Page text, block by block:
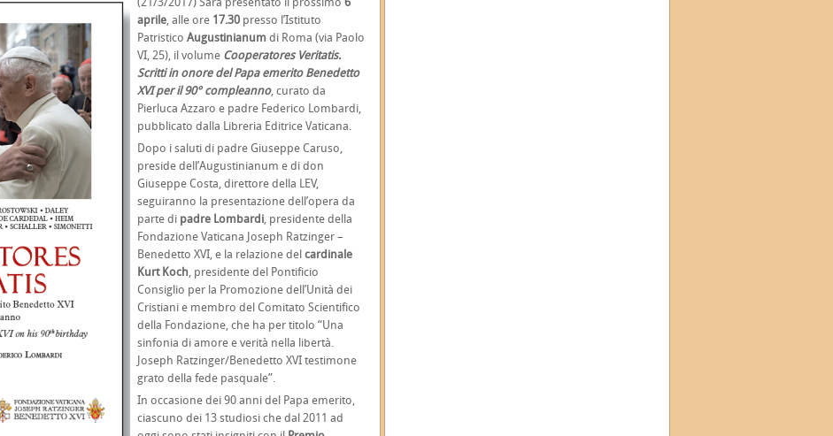
aprile , alle ore 17.30 presso l’Istituto
Patristico Augustinianum di Roma (via Paolo
VI, 25), il volume Cooperatores Veritatis.
Scritti in onore del Papa emerito Benedetto
XVI per il 90° compleanno, curato da
Pierluca Azzaro e padre Federico Lombardi,
pubblicato dalla Libreria Editrice Vaticana.
Dopo i saluti di padre Giuseppe Caruso,
preside dell’Augustinianum e di don
Giuseppe Costa, direttore della LEV,
seguiranno la presentazione dell’opera da
parte di padre Lombardi , presidente della
Fondazione Vaticana Joseph Ratzinger –
Benedetto XVI, e la relazione del cardinale
Kurt Koch , presidente del Pontificio
Consiglio per la Promozione dell’Unità dei
Cristiani e membro del Comitato Scientifico
della Fondazione, che ha per titolo “Una
sinfonia di amore e verità nella libertà.
Joseph Ratzinger/Benedetto XVI testimone
grato della fede pasquale”.
In occasione dei 90 anni del Papa emerito,
ciascuno dei 13 studiosi che dal 2011 ad